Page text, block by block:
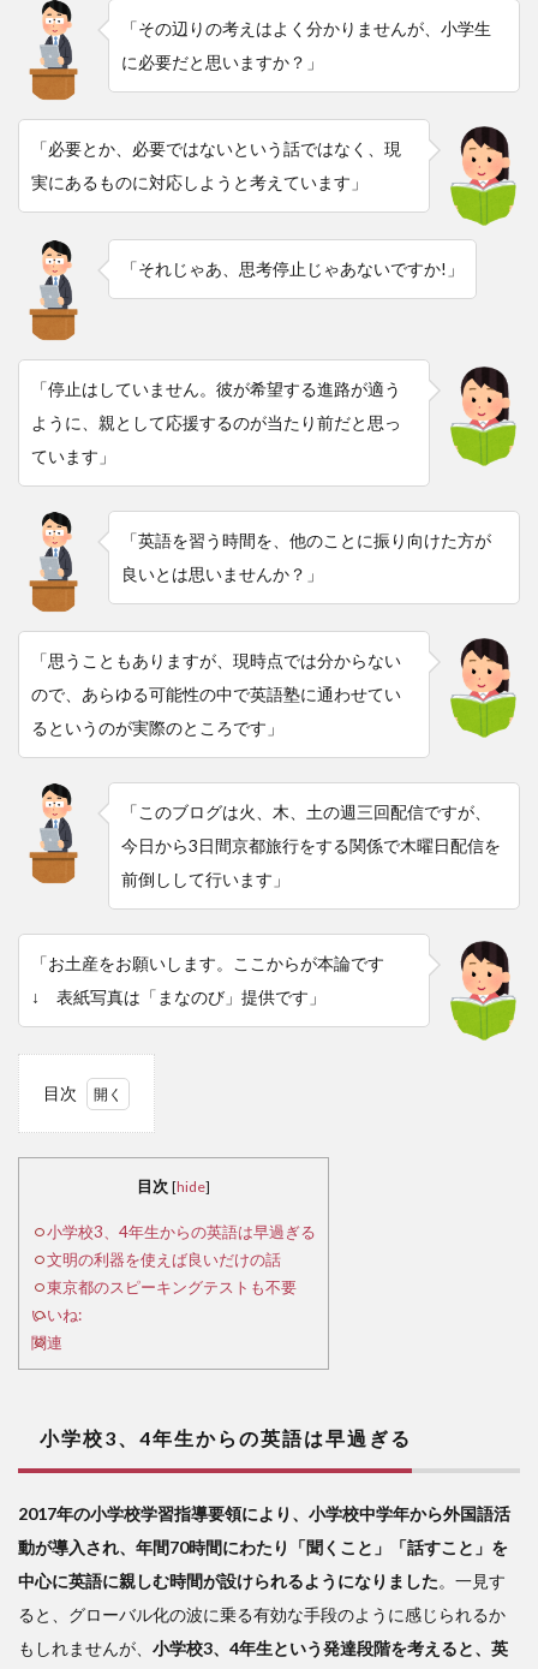
「その辺りの考えはよく分かりませんが、小学生
に必要だと思いますか？」
「必要とか、必要ではないという話ではなく、現
実にあるものに対応しようと考えています」
「それじゃあ、思考停止じゃあないですか!」
「停止はしていません。彼が希望する進路が適う
ように、親として応援するのが当たり前だと思っ
ています」
「英語を習う時間を、他のことに振り向けた方が
良いとは思いませんか？」
「思うこともありますが、現時点では分からない
ので、あらゆる可能性の中で英語塾に通わせてい
るというのが実際のところです」
「このブログは火、木、土の週三回配信ですが、
今日から3日間京都旅行をする関係で木曜日配信を
前倒しして行います」
「お土産をお願いします。ここからが本論です
↓ 表紙写真は「まなのび」提供です」
目次
4年
生か
らの
は早
過ぎ
文
明の
を使
えば
良い
の話
目次 [hide]
小学校3、4年生からの英語は早過ぎる
文明の利器を使えば良いだけの話
東京都のスピーキングテストも不要
いいね:
関連
小学校3、4年生からの英語は早過ぎる
2017年の小学校学習指導要領により、小学校中学年から外国語活
動が導入され、年間70時間にわたり「聞くこと」「話すこと」を
中心に英語に親しむ時間が設けられるようになりました。一見す
ると、グローバル化の波に乗る有効な手段のように感じられるか
もしれませんが、 小学校3、4年生という発達段階を考えると、英